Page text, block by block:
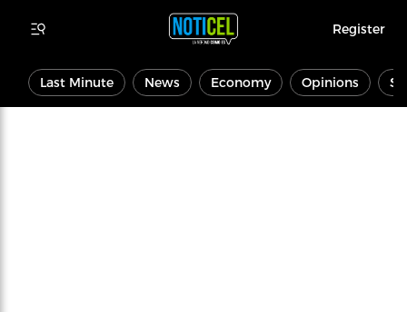
Register
Last Minute News Economy Opinions